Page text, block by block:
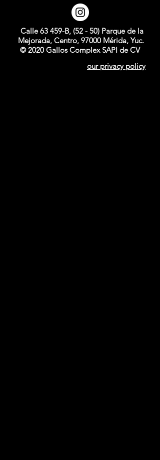
Calle 63 459-B, (52 - 50) Parque de la
Mejorada, Centro, 97000 Mérida, Yuc.
© 2020 Gallos Complex SAPI de CV
our privacy policy